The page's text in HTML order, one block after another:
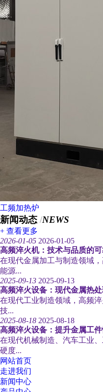
工频加热炉
新闻动态 /NEWS
+ 查看更多
2026-01-05 2026-01-05
高频淬火机：技术与品质的
在现代金属加工与制造领域
能源...
2025-09-13 2025-09-13
高频淬火设备：现代金属热
在现代工业制造领域，高频
技...
2025-08-18 2025-08-18
高频淬火设备：提升金属工
在现代机械制造、汽车工业
硬度...
网站首页
走进我们
新闻中心